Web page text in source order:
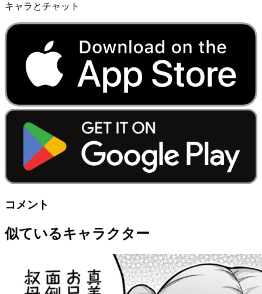
キャラとチャット
コメント
似ているキャラクター